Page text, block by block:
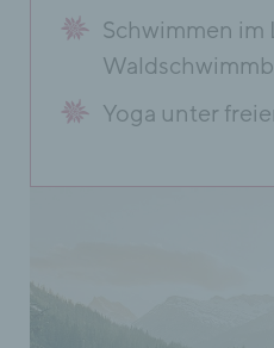
Schwimmen im
Yoga unter